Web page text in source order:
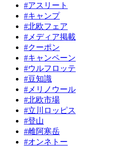
#アスリート
#キャンプ
#北欧フェア
#メディア掲載
#クーポン
#キャンペーン
#ウルフロッテ
#豆知識
#メリノウール
#北欧市場
#立川ロッピス
#登山
#雌阿寒岳
#オンネトー